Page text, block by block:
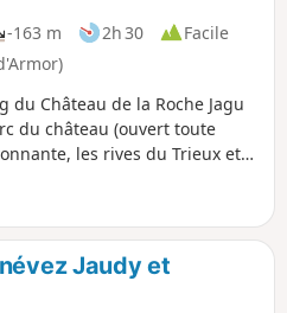
-163 m 2h 30
Facile
Château de la Roche Jagu
du château (ouvert toute
les rives du Trieux et
dépend de vos envies de
Jaudy et